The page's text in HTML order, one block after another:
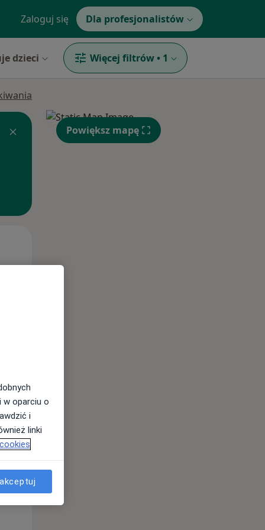
Zaloguj się Dla profesjonalistów
dzieci Więcej filtrów • 1
Wt,
Powiększ mapę
w oparciu o
i
linki